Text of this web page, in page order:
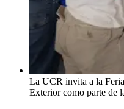
La UCR invita a la
Exterior como parte de